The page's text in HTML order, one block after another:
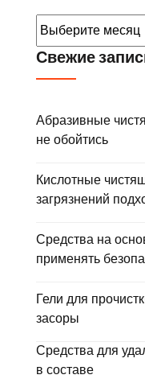
Свежие
Абразивные
не обойтись
Кислотные
загрязнений
Средства на
применять
Гели для
засоры
Средства для
в составе